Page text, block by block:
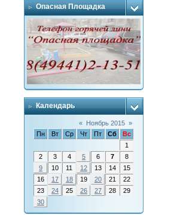
Опасная Площадка
Календарь
« Ноябрь 2015 »
Пн
Вт Ср Чт Пт Сб
Вс
1
2
3 4 5 6 7
8
9
10 11 12 13 14
15
16
17 18 19 20 21
22
23
24 25 26 27 28
29
30